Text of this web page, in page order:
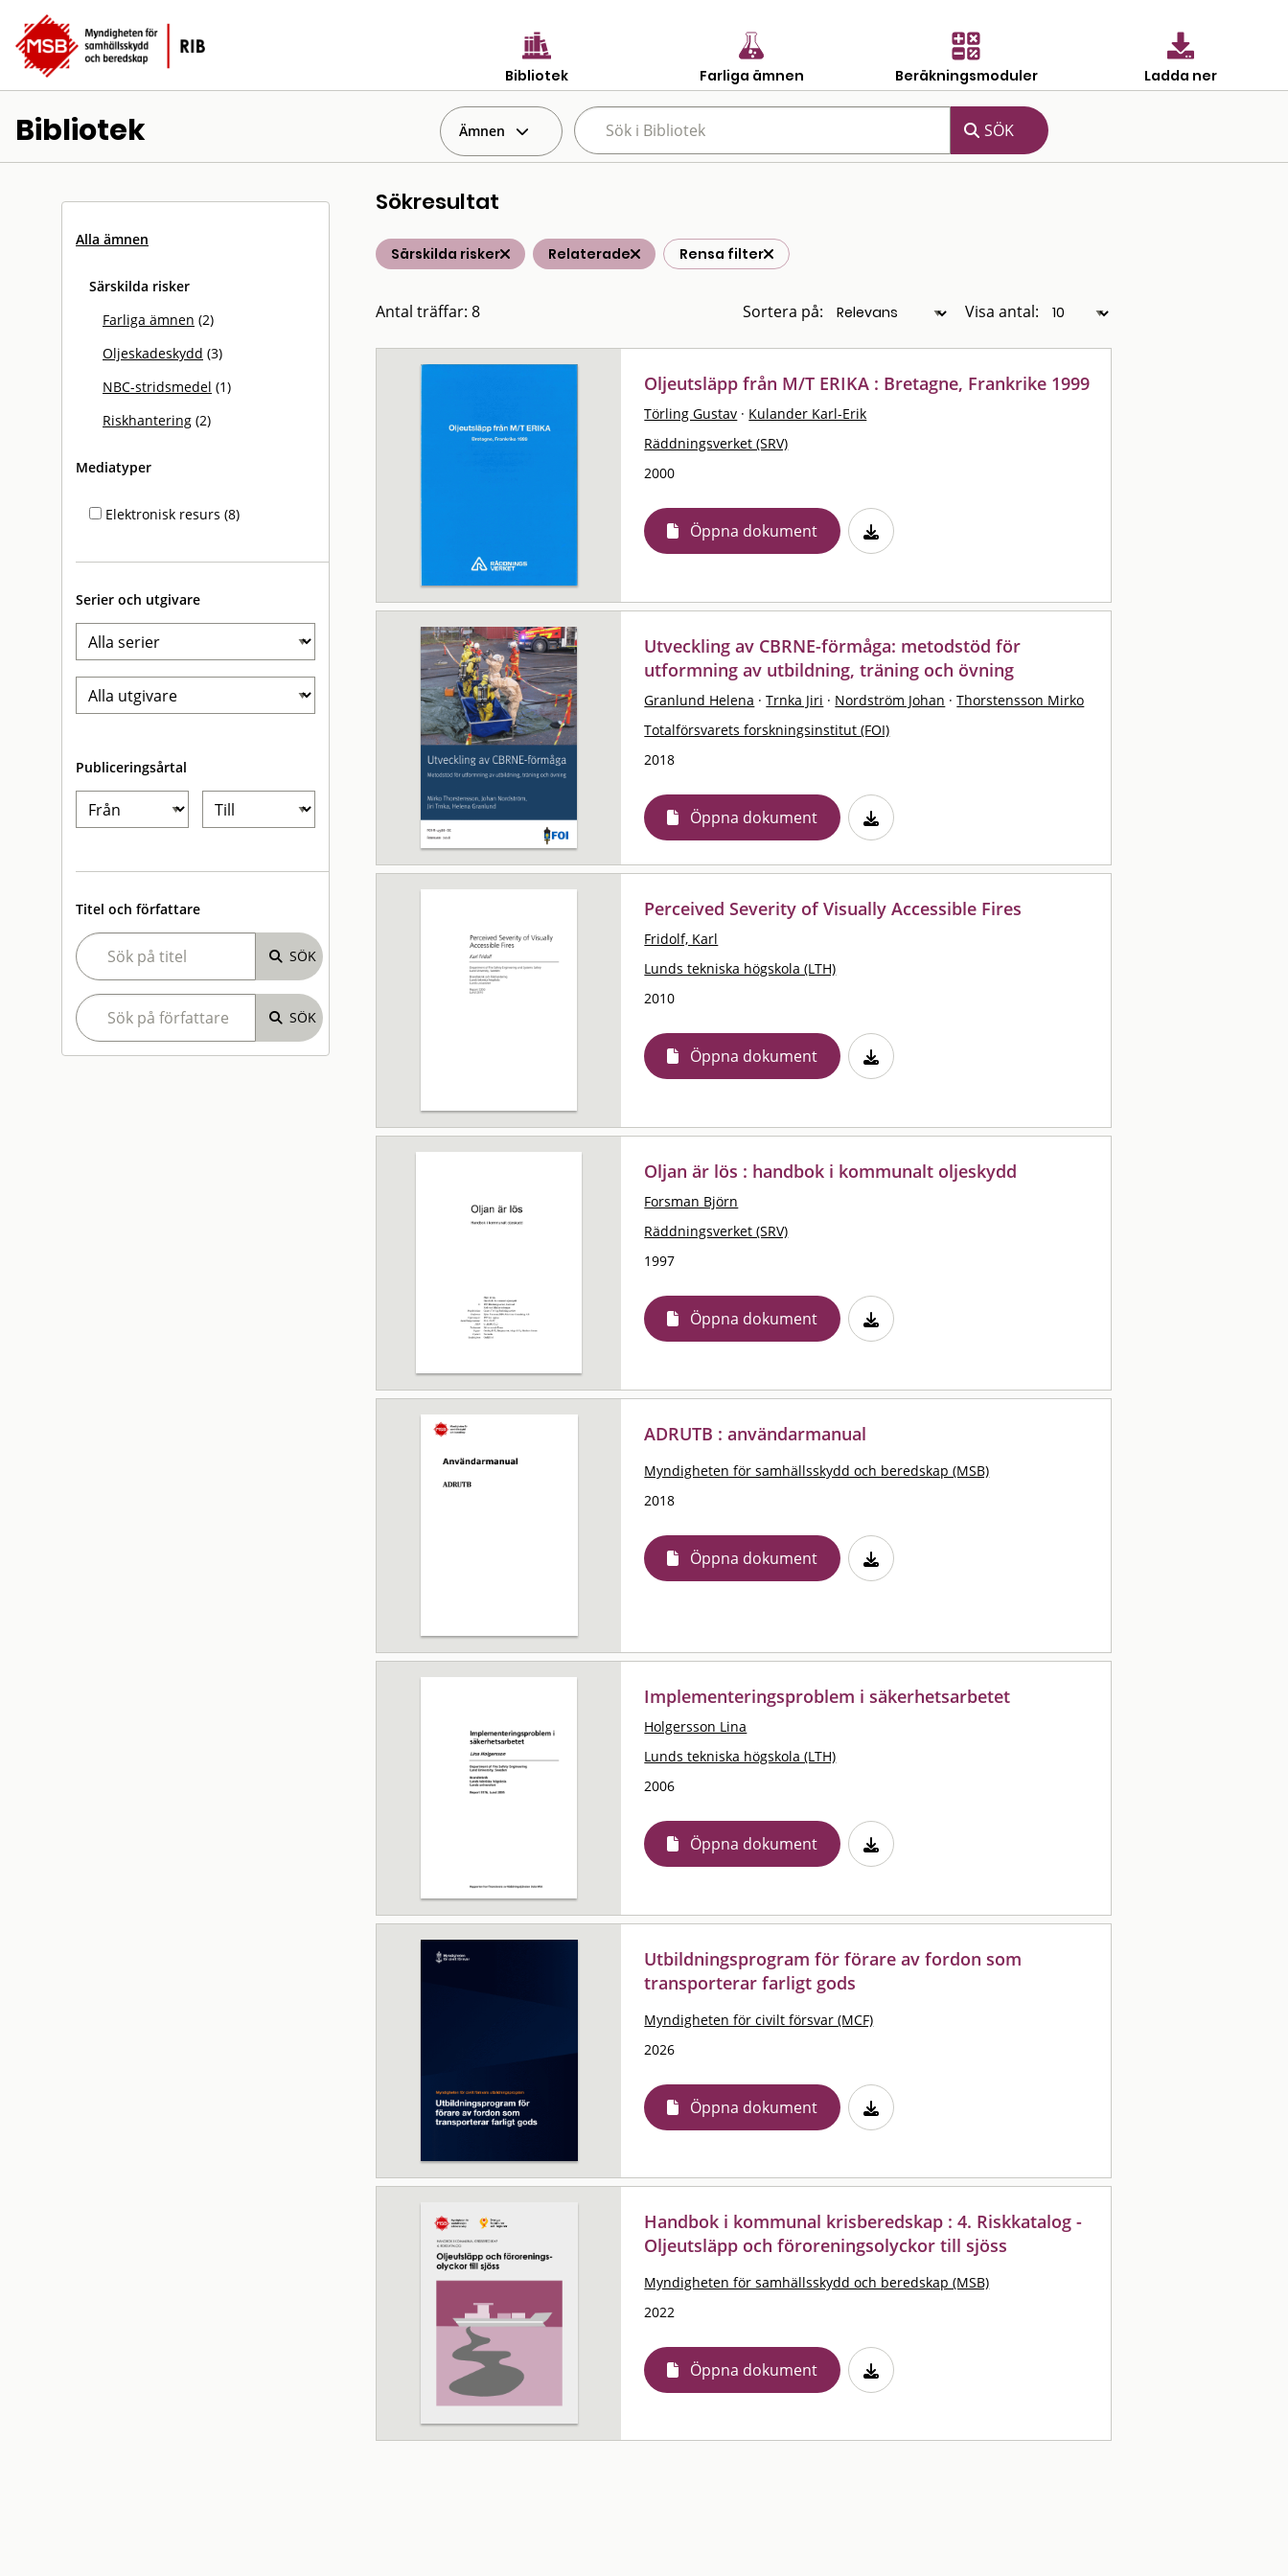
Bibliotek Farliga ämnen Beräkningsmoduler Ladda ner
Bibliotek Ämnen
Alla ämnen
Särskilda risker
Farliga ämnen (2)
Oljeskadeskydd (3)
NBC-stridsmedel (1)
Riskhantering (2)
Mediatyper
Elektronisk resurs (8)
Serier och utgivare
Publiceringsårtal
Titel och författare
Sökresultat
Särskilda risker Relaterade Rensa filter
Antal träffar: 8 Sortera på: Visa antal:
Oljeutsläpp från M/T ERIKA : Bretagne, Frankrike 1999
Törling Gustav · Kulander Karl-Erik
Räddningsverket (SRV)
2000
Öppna dokument
Utveckling av CBRNE-förmåga: metodstöd för
utformning av utbildning, träning och övning
Granlund Helena · Trnka Jiri · Nordström Johan · Thorstensson Mirko
Totalförsvarets forskningsinstitut (FOI)
2018
Öppna dokument
Perceived Severity of Visually Accessible Fires
Fridolf, Karl
Lunds tekniska högskola (LTH)
2010
Öppna dokument
Oljan är lös : handbok i kommunalt oljeskydd
Forsman Björn
Räddningsverket (SRV)
1997
Öppna dokument
ADRUTB : användarmanual
Myndigheten för samhällsskydd och beredskap (MSB)
2018
Öppna dokument
Implementeringsproblem i säkerhetsarbetet
Holgersson Lina
Lunds tekniska högskola (LTH)
2006
Öppna dokument
Utbildningsprogram för förare av fordon som
transporterar farligt gods
Myndigheten för civilt försvar (MCF)
2026
Öppna dokument
Handbok i kommunal krisberedskap : 4. Riskkatalog -
Oljeutsläpp och föroreningsolyckor till sjöss
Myndigheten för samhällsskydd och beredskap (MSB)
2022
Öppna dokument